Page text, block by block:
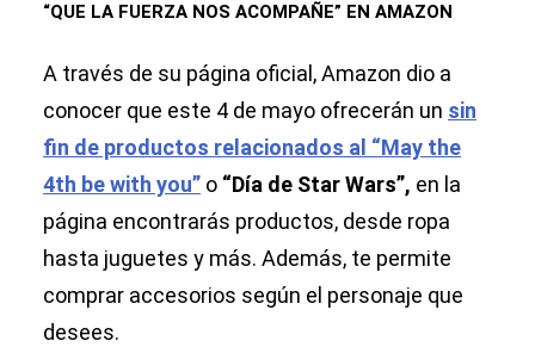
“QUE LA FUERZA NOS ACOMPAÑE” EN AMAZON
A través de su página oficial, Amazon dio a
conocer que este 4 de mayo ofrecerán un sin
fin de productos relacionados al “May the
4th be with you” o “Día de Star Wars”, en la
página encontrarás productos, desde ropa
hasta juguetes y más. Además, te permite
comprar accesorios según el personaje que
desees.